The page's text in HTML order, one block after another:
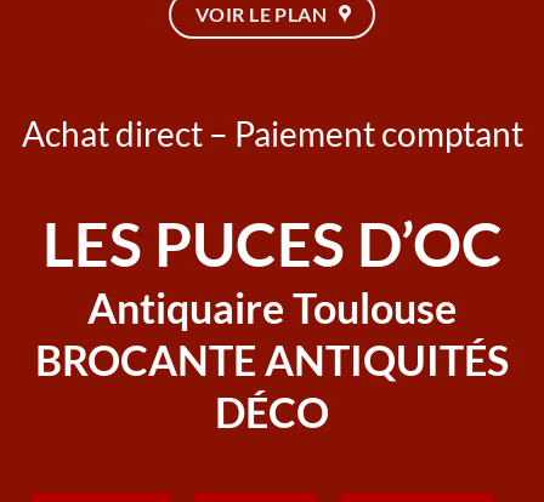
VOIR LE PLAN
Achat direct – Paiement comptant
LES PUCES D’OC
Antiquaire Toulouse
BROCANTE ANTIQUITÉS
DÉCO